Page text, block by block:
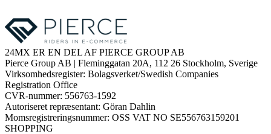
24MX ER EN DEL AF PIERCE GROUP AB
Pierce Group AB | Fleminggatan 20A, 112 26 Stockholm, Sverige
Virksomhedsregister: Bolagsverket/Swedish Companies
Registration Office
CVR-nummer: 556763-1592
Autoriseret repræsentant: Göran Dahlin
Momsregistreringsnummer: OSS VAT NO SE556763159201
SHOPPING